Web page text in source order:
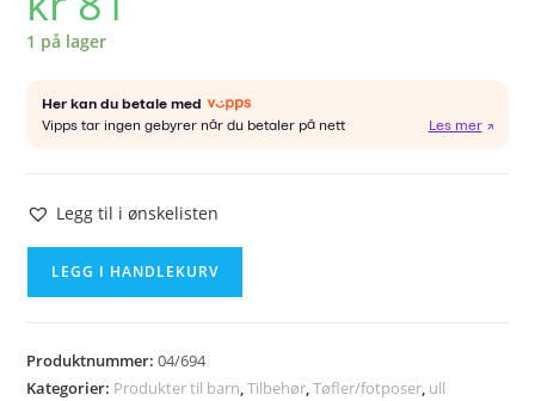
1 på lager
Legg til i ønskelisten
62/68
antall
LEGG I HANDLEKURV
Produktnummer:04/694
Kategorier: Produkter til barn,Tilbehør,Tøfler/fotposer, ull